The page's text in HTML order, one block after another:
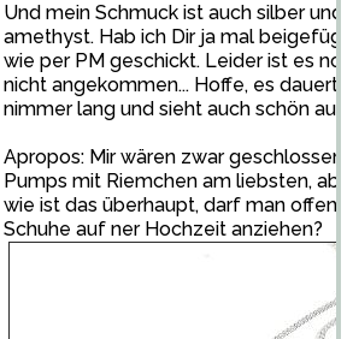
Und mein Schmuck ist auch silber und
amethyst. Hab ich Dir ja mal beigefügt,
wie per PM geschickt. Leider ist es
nicht angekommen... Hoffe, es dauert
nimmer lang und sieht auch schön
Apropos: Mir wären zwar
Pumps mit Riemchen am liebsten,
wie ist das überhaupt, darf man offene
Schuhe auf ner Hochzeit anziehen?